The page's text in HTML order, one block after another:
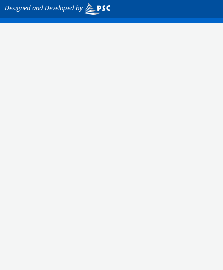
Designed and Developed by